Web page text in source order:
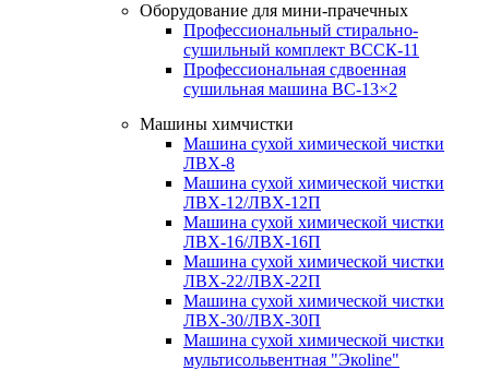
Оборудование для мини-прачечных
Профессиональный стирально-
сушильный комплект ВССК-11
Профессиональная сдвоенная
сушильная машина ВС-13×2
Машины химчистки
Машина сухой химической чистки
ЛВХ-8
Машина сухой химической чистки
ЛВХ-12/ЛВХ-12П
Машина сухой химической чистки
ЛВХ-16/ЛВХ-16П
Машина сухой химической чистки
ЛВХ-22/ЛВХ-22П
Машина сухой химической чистки
ЛВХ-30/ЛВХ-30П
Машина сухой химической чистки
мультисольвентная "Экоline"